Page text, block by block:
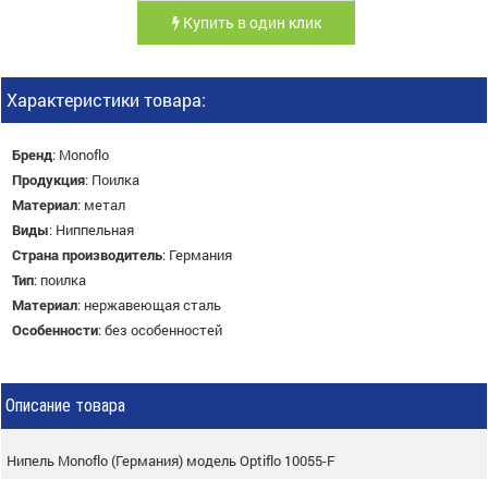
Купить в один клик
Характеристики товара:
Бренд: Monoflo
Продукция: Поилка
Материал: метал
Виды: Ниппельная
Страна производитель: Германия
Тип: поилка
Материал: нержавеющая сталь
Особенности:без особенностей
Описание товара
Нипель Monoflo (Германия) модель Optiflo 10055-F